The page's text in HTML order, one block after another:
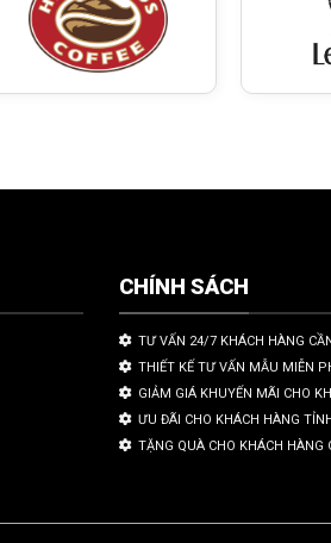
CHÍNH SÁCH
TƯ VẤN 24/7 KHÁCH HÀNG
THIẾT KẾ TƯ VẤN MẪU MIỄN
GIẢM GIÁ KHUYẾN MÃI CHO
ƯU ĐÃI CHO KHÁCH HÀNG
TẶNG QUÀ CHO KHÁCH HÀNG